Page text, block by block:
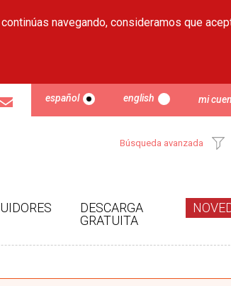
navegando, consideramos que
español english mi
Búsqueda avanzada
DESCARGA
GRATUITA